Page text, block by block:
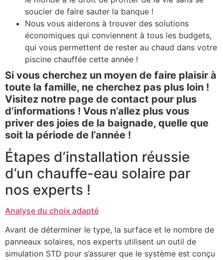
soucier de faire sauter la banque !
Nous vous aiderons à trouver des solutions
économiques qui conviennent à tous les budgets,
qui vous permettent de rester au chaud dans votre
piscine chauffée cette année !
Si vous cherchez un moyen de faire plaisir à
toute la famille, ne cherchez pas plus loin !
Visitez notre page de contact pour plus
d’informations ! Vous n’allez plus vous
priver des joies de la baignade, quelle que
soit la période de l’année !
Étapes d’installation réussie
d’un chauffe-eau solaire par
nos experts !
Analyse du choix adapté
Avant de déterminer le type, la surface et le nombre de
panneaux solaires, nos experts utilisent un outil de
simulation STD pour s’assurer que le système est conçu